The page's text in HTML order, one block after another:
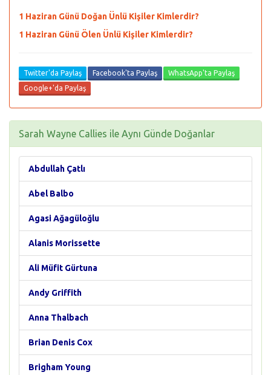
1 Haziran Günü Doğan Ünlü Kişiler Kimlerdir?
1 Haziran Günü Ölen Ünlü Kişiler Kimlerdir?
Twitter'da Paylaş Facebook'ta Paylaş
WhatsApp'ta Paylaş
Google+'da Paylaş
Sarah Wayne Callies ile Aynı Günde Doğanlar
Abdullah Çatlı
Abel Balbo
Agasi Ağagüloğlu
Alanis Morissette
Ali Müfit Gürtuna
Andy Griffith
Anna Thalbach
Brian Denis Cox
Brigham Young